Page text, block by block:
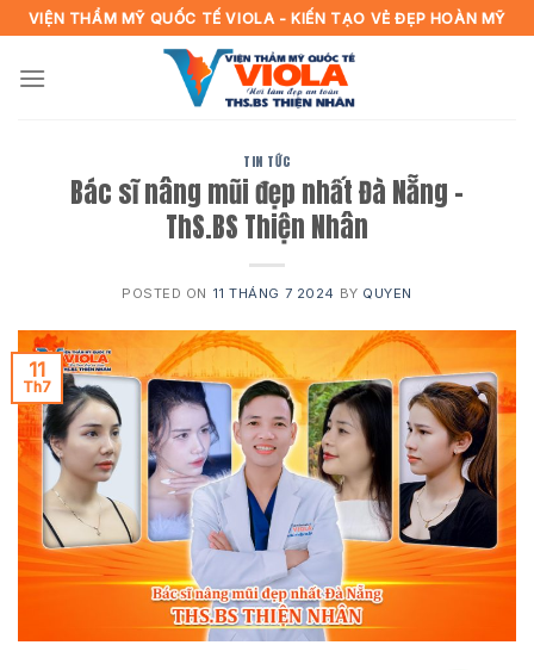
Skip
to
content
VIỆN THẨM MỸ QUỐC TẾ VIOLA - KIẾN TẠO VẺ ĐẸP HOÀN MỸ
TIN TỨC
Bác sĩ nâng mũi đẹp nhất Đà Nẵng –
ThS.BS Thiện Nhân
POSTED ON 11 THÁNG 7 2024 BY QUYEN
11
Th7